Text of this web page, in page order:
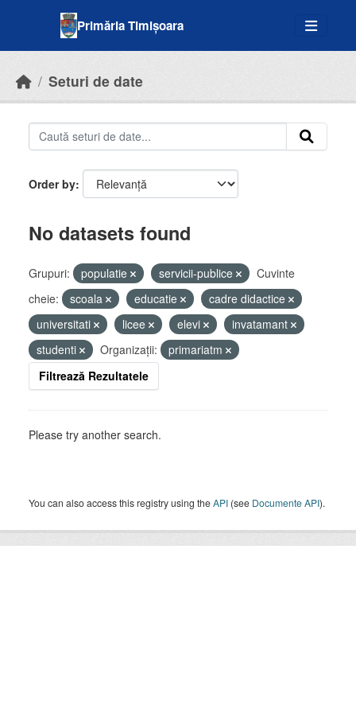
Primăria Timișoara
Seturi de date
Order by
No datasets found
Grupuri: populatie servicii-publice
Cuvinte
cheie:
scoala educatie
cadre didactice
universitati
licee elevi
invatamant
studenti
Organizații:
primariatm
Filtrează Rezultatele
Please try another search.
You can also access this registry using theAPI (see Documente API).